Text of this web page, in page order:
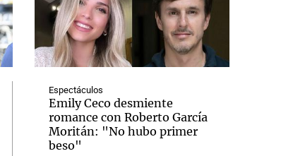
Espectáculos
Emily Ceco desmiente
romance con Roberto García
Moritán: "No hubo primer
beso"